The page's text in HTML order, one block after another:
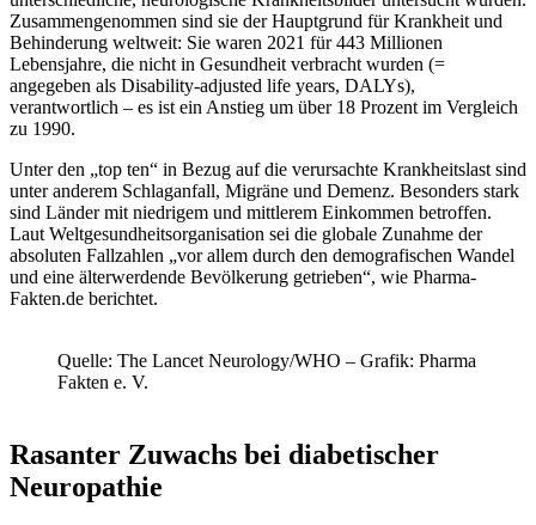
Zusammengenommen sind sie der Hauptgrund für Krankheit und
Behinderung weltweit: Sie waren 2021 für 443 Millionen
Lebensjahre, die nicht in Gesundheit verbracht wurden (=
angegeben als Disability-adjusted life years, DALYs),
verantwortlich – es ist ein Anstieg um über 18 Prozent im Vergleich
zu 1990.
Unter den „top ten“ in Bezug auf die verursachte Krankheitslast sind
unter anderem Schlaganfall, Migräne und Demenz. Besonders stark
sind Länder mit niedrigem und mittlerem Einkommen betroffen.
Laut Weltgesundheitsorganisation sei die globale Zunahme der
absoluten Fallzahlen „vor allem durch den demografischen Wandel
und eine älterwerdende Bevölkerung getrieben“, wie Pharma-
Fakten.de berichtet.
Quelle: The Lancet Neurology/WHO – Grafik: Pharma
Fakten e. V.
Rasanter Zuwachs bei diabetischer
Neuropathie